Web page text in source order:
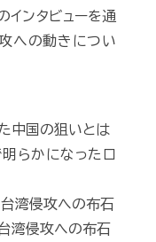
インタビューを通
への動きについ
中国の狙いとは
らかになったロ
湾侵攻への布石
湾侵攻への布石